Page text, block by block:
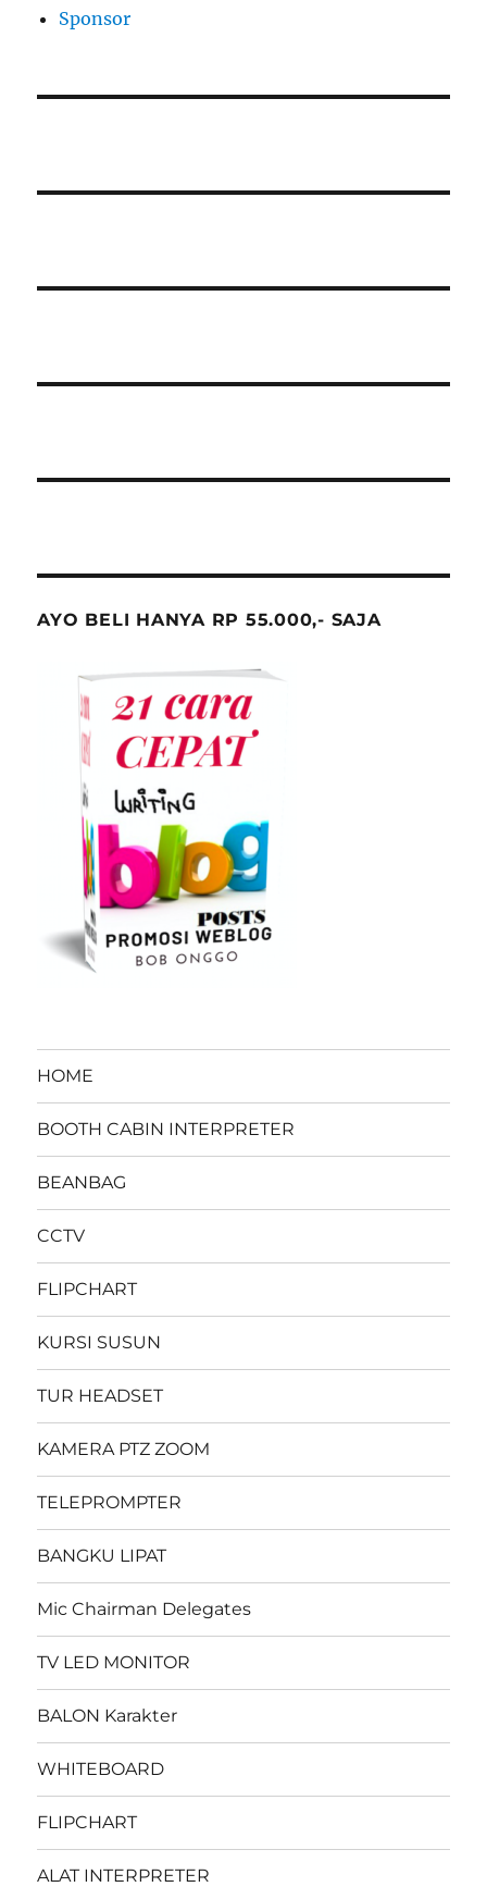
Sponsor
AYO BELI HANYA RP 55.000,- SAJA
HOME
BOOTH CABIN INTERPRETER
BEANBAG
CCTV
FLIPCHART
KURSI SUSUN
TUR HEADSET
KAMERA PTZ ZOOM
TELEPROMPTER
BANGKU LIPAT
Mic Chairman Delegates
TV LED MONITOR
BALON Karakter
WHITEBOARD
FLIPCHART
ALAT INTERPRETER